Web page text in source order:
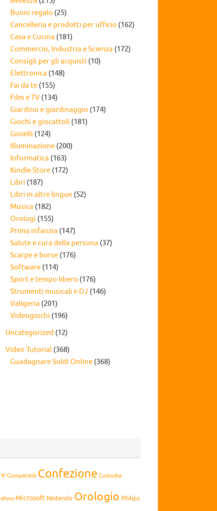
Buoni regalo (25)
Cancelleria e prodotti per ufficio (162)
Casa e Cucina (181)
Commercio, Industria e Scienza (172)
Consigli per gli acquisti (10)
Elettronica (148)
Fai da te (155)
Film e TV (134)
Giardino e giardinaggio (174)
Giochi e giocattoli (181)
Gioielli (124)
Illuminazione (200)
Informatica (163)
Kindle Store (172)
Libri (187)
Libri in altre lingue (52)
Musica (182)
Orologi (155)
Prima infanzia (147)
Salute e cura della persona (37)
Scarpe e borse (176)
Software (114)
Sport e tempo libero (176)
Strumenti musicali e DJ (146)
Valigeria (201)
Videogiochi (196)
Uncategorized (12)
Video Tutorial (368)
Guadagnare Soldi Online (368)
Compatibili Confezione Custodia
Microsoft Nintendo Orologio Philips